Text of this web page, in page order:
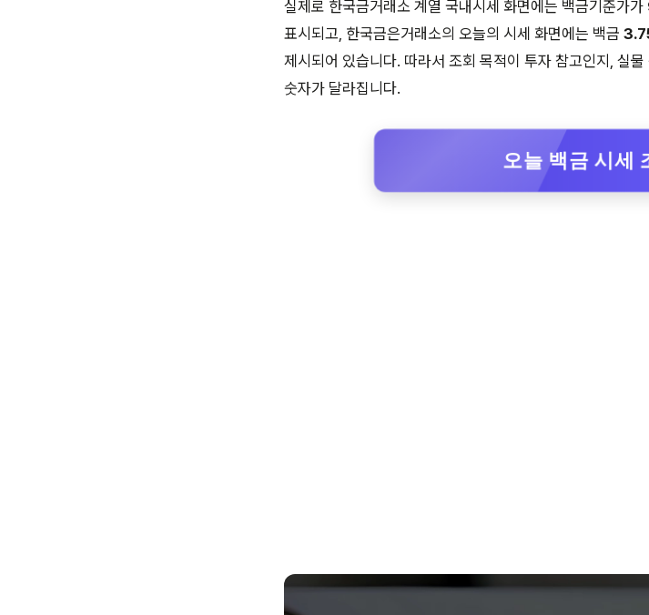
실제로 한국금거래소 계열 국내시세 화면에는 백금기준가가
표시되고, 한국금은거래소의 오늘의 시세 화면에는 백금
제시되어 있습니다. 따라서 조회 목적이 투자 참고인지, 실
숫자가 달라집니다.
오늘 백금 시세